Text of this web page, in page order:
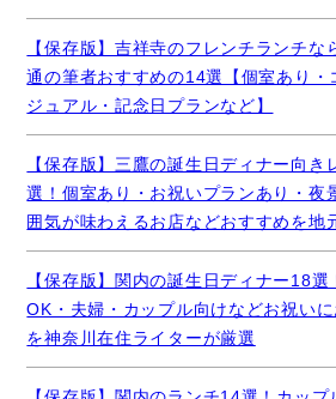
【保存版】吉祥寺のフレンチランチな
通の筆者おすすめの14選【個室あり・
ジュアル・記念日プランなど】
【保存版】三鷹の誕生日ディナー向き
選！個室あり・お祝いプランあり・夜
囲気が味わえるお店などおすすめを地
【保存版】関内の誕生日ディナー18
OK・夫婦・カップル向けなどお祝い
を神奈川在住ライターが厳選